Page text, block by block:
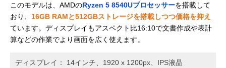
このモデルは、AMDのRyzen 5 8540Uプロセッサーを搭載して
おり、 16GB RAMと512GBストレージを搭載しつつ価格を抑え
ています。ディスプレイもアスペクト比16:10で文書作成や表計
算などの作業でより画面を広く使えます。
ディスプレイ： 14インチ、1920 x 1200px、IPS液晶